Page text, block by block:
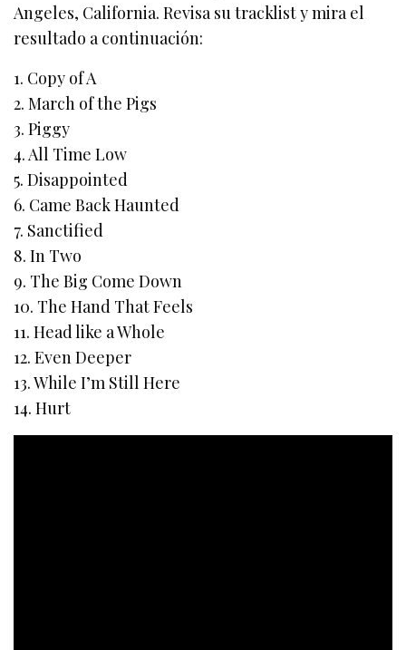
Angeles, California. Revisa su tracklist y mira el
resultado a continuación:
1. Copy of A
2. March of the Pigs
3. Piggy
4. All Time Low
5. Disappointed
6. Came Back Haunted
7. Sanctified
8. In Two
9. The Big Come Down
10. The Hand That Feels
11. Head like a Whole
12. Even Deeper
13. While I’m Still Here
14. Hurt